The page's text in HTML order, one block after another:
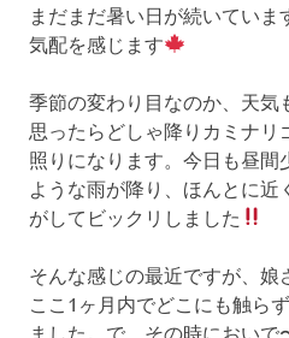
まだまだ暑い日が続いてい
気配を感じます
季節の変わり目なのか、天気
思ったらどしゃ降りカミナリ
照りになります。今日も昼
ような雨が降り、ほんとに
がしてビックリしました
そんな感じの最近ですが、娘
ここ1ヶ月内でどこにも触ら
ました。で、その時においで